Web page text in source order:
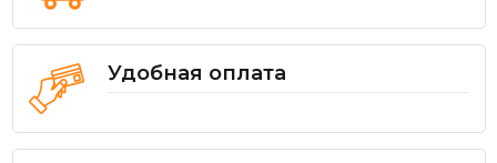
Удобная оплата